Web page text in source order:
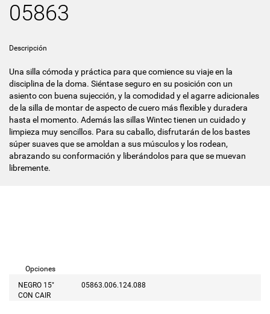
05863
Descripción
Una silla cómoda y práctica para que comience su viaje en la
disciplina de la doma. Siéntase seguro en su posición con un
asiento con buena sujección, y la comodidad y el agarre adicionales
de la silla de montar de aspecto de cuero más flexible y duradera
hasta el momento. Además las sillas Wintec tienen un cuidado y
limpieza muy sencillos. Para su caballo, disfrutarán de los bastes
súper suaves que se amoldan a sus músculos y los rodean,
abrazando su conformación y liberándolos para que se muevan
libremente.
Opciones
NEGRO 15"
CON CAIR
05863.006.124.088